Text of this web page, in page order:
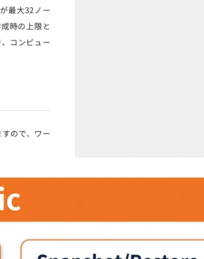
最大32ノー
時の上限と
コンピュー
ので、ワー